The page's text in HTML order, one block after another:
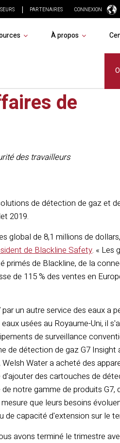
PARTENAIRES CONNEXION
À propos
de
des travailleurs
de détection de gaz et
2019.
global de 8,1 millions de
de Blackline Safety. « Les
primés de Blackline, de la
de 115 % des ventes en
un autre service des eaux a
usées au Royaume-Uni, il
de surveillance
de détection de gaz G7 Insight
Water a acheté des
des cartouches de
notre gamme de produits G7,
que leurs besoins
capacité d'extension sur le
avons terminé le trimestre